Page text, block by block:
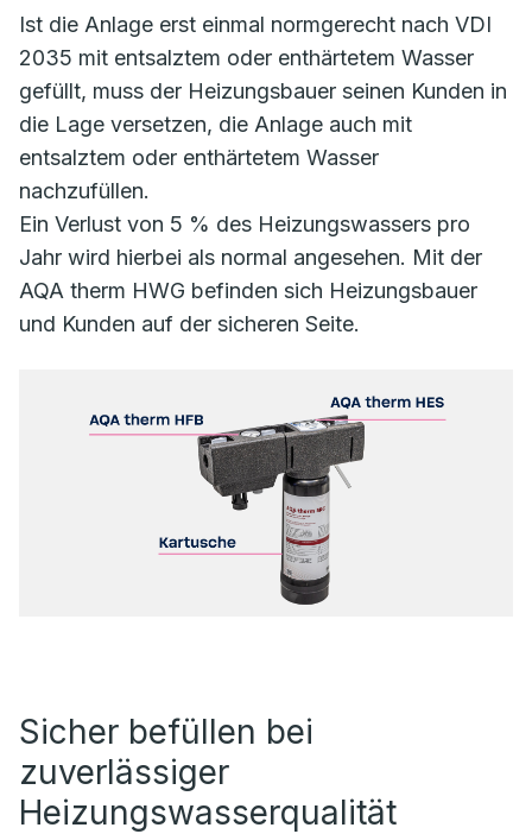
Ist die Anlage erst einmal normgerecht nach VDI
2035 mit entsalztem oder enthärtetem Wasser
gefüllt, muss der Heizungsbauer seinen Kunden in
die Lage versetzen, die Anlage auch mit
entsalztem oder enthärtetem Wasser
nachzufüllen.
Ein Verlust von 5 % des Heizungswassers pro
Jahr wird hierbei als normal angesehen. Mit der
AQA therm HWG befinden sich Heizungsbauer
und Kunden auf der sicheren Seite.
Sicher befüllen bei
zuverlässiger
Heizungswasserqualität